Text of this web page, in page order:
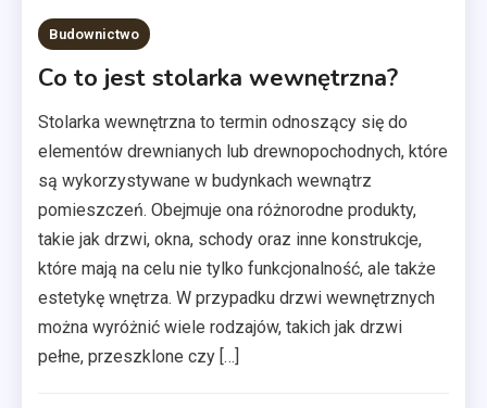
Budownictwo
Co to jest stolarka wewnętrzna?
Stolarka wewnętrzna to termin odnoszący się do
elementów drewnianych lub drewnopochodnych, które
są wykorzystywane w budynkach wewnątrz
pomieszczeń. Obejmuje ona różnorodne produkty,
takie jak drzwi, okna, schody oraz inne konstrukcje,
które mają na celu nie tylko funkcjonalność, ale także
estetykę wnętrza. W przypadku drzwi wewnętrznych
można wyróżnić wiele rodzajów, takich jak drzwi
pełne, przeszklone czy […]